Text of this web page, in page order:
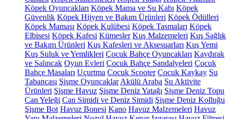
Köpek Oyuncakları Köpek Mama ve Su Kabı Köpek
Güvenlik Köpek Hijyen ve Bakım Ürünleri Köpek Ödülleri
Köpek Maması Köpek Kulübesi Köpek Tasmaları Köpek
Elbisesi Köpek Kafesi Kümesler Kuş Malzemeleri Kuş Sağlık
ve Bakım Ürünleri Kuş Kafesleri ve Aksesuarları Kuş Yemi
Kuş Suluk ve Yemlikleri Çocuk Bahçe Oyuncakları Kaydırak
ve Salıncak Oyun Evleri Çocuk Bahçe Sandalyeleri Çocuk
Bahçe Masaları Uçurtma Çocuk Scooter Çocuk Kaykay Su
Tabancası Şişme Oyuncaklar Akülü Araba Su Aktivite
Ürünleri Şişme Havuz Şişme Deniz Yatağı Şişme Deniz Topu
Can Yeleği Can Simidi ve Deniz Simidi Şişme Deniz Kolluğu
Şişme Bot Havuz Bonesi Kano Havuz Malzemeleri Havuz